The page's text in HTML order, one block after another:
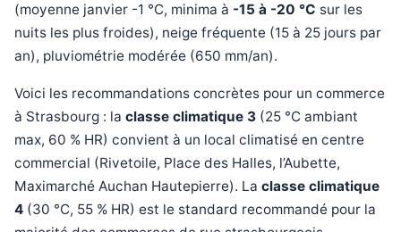
(moyenne janvier -1 °C, minima à -15 à -20 °C sur les
nuits les plus froides), neige fréquente (15 à 25 jours par
an), pluviométrie modérée (650 mm/an).
Voici les recommandations concrètes pour un commerce
à Strasbourg : la classe climatique 3 (25 °C ambiant
max, 60 % HR) convient à un local climatisé en centre
commercial (Rivetoile, Place des Halles, l’Aubette,
Maximarché Auchan Hautepierre). La classe climatique
4 (30 °C, 55 % HR) est le standard recommandé pour la